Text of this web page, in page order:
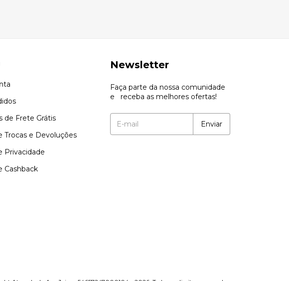
de Frete Grátis
Trocas e Devoluções
Privacidade
Cashback
Newsletter
Faça parte da nossa comunidade
e receba as melhores ofertas!